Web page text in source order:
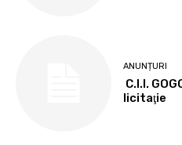
ANUNȚURI
C.I.I.
licitaţie